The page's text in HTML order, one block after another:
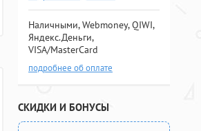
Наличными, Webmoney, QIWI,
Яндекс.Деньги,
VISA/MasterCard
подробнее об оплате
СКИДКИ И БОНУСЫ